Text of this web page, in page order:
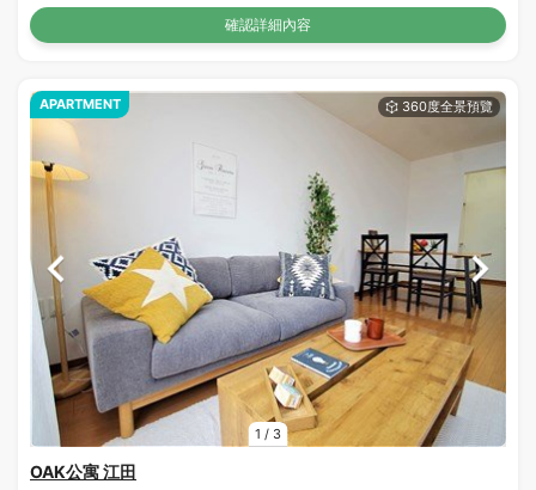
確認詳細內容
1 / 3
APARTMENT
OAK公寓 江田